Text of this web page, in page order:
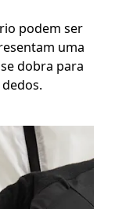
podem ser
uma
dobra para